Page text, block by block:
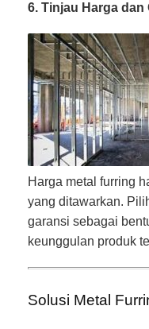
6. Tinjau Harga dan
Harga metal furring
yang ditawarkan.
garansi sebagai
keunggulan produk
Solusi Metal